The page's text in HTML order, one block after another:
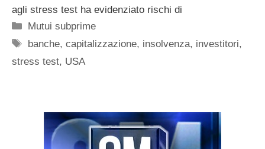
agli stress test ha evidenziato rischi di
Categorie
Mutui subprime
Tag
banche,capitalizzazione, insolvenza, investitori,
stress test, USA